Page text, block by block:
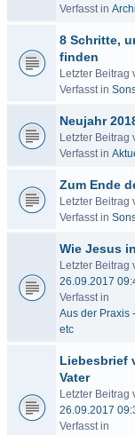
Verfasst in
8 Schritte,
finden
Letzter Beitrag
Verfasst in
Neujahr
Letzter Beitrag
Verfasst in
Zum Ende
Letzter Beitrag
Verfasst in
Wie Jesus
Letzter Beitrag
26.09.2017
Verfasst in
Aus der Praxis
etc
Liebesbrief
Vater
Letzter Beitrag
26.09.2017
Verfasst in